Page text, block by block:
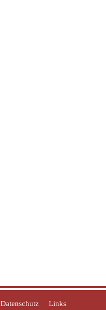
Datenschutz Links